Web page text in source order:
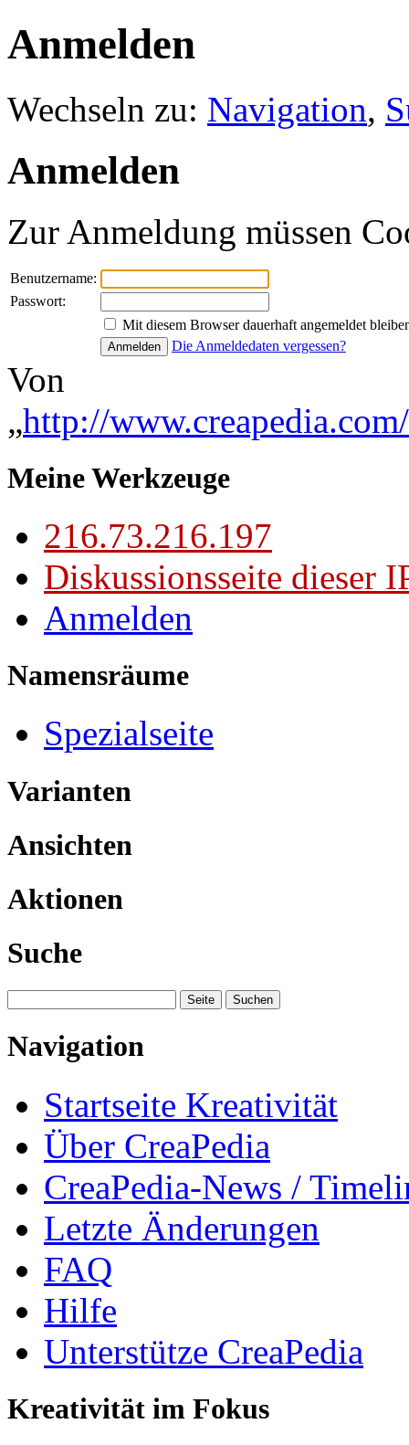
Anmelden
Wechseln zu: Navigation,
Anmelden
Zur Anmeldung müssen
Benutzername:
Passwort:
Mit diesem Browser dauerhaft angemeldet
Die Anmeldedaten vergessen?
Von
„http://
Meine Werkzeuge
216.73.216.197
Diskussionsseite dieser
Anmelden
Namensräume
Spezialseite
Varianten
Ansichten
Aktionen
Suche
Navigation
Startseite Kreativität
Über CreaPedia
CreaPedia-News /
Letzte Änderungen
FAQ
Hilfe
Unterstütze CreaPedia
Kreativität im Fokus